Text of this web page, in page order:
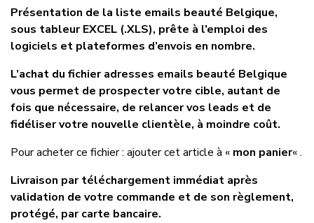
Présentation de la liste emails beauté Belgique,
sous tableur EXCEL (.XLS), prête à l’emploi des
logiciels et plateformes d’envois en nombre.
L’achat du fichier adresses emails beauté Belgique
vous permet de prospecter votre cible, autant de
fois que nécessaire, de relancer vos leads et de
fidéliser votre nouvelle clientèle, à moindre coût.
Pour acheter ce fichier : ajouter cet article à « mon panier« .
Livraison par téléchargement immédiat après
validation de votre commande et de son règlement,
protégé, par carte bancaire.